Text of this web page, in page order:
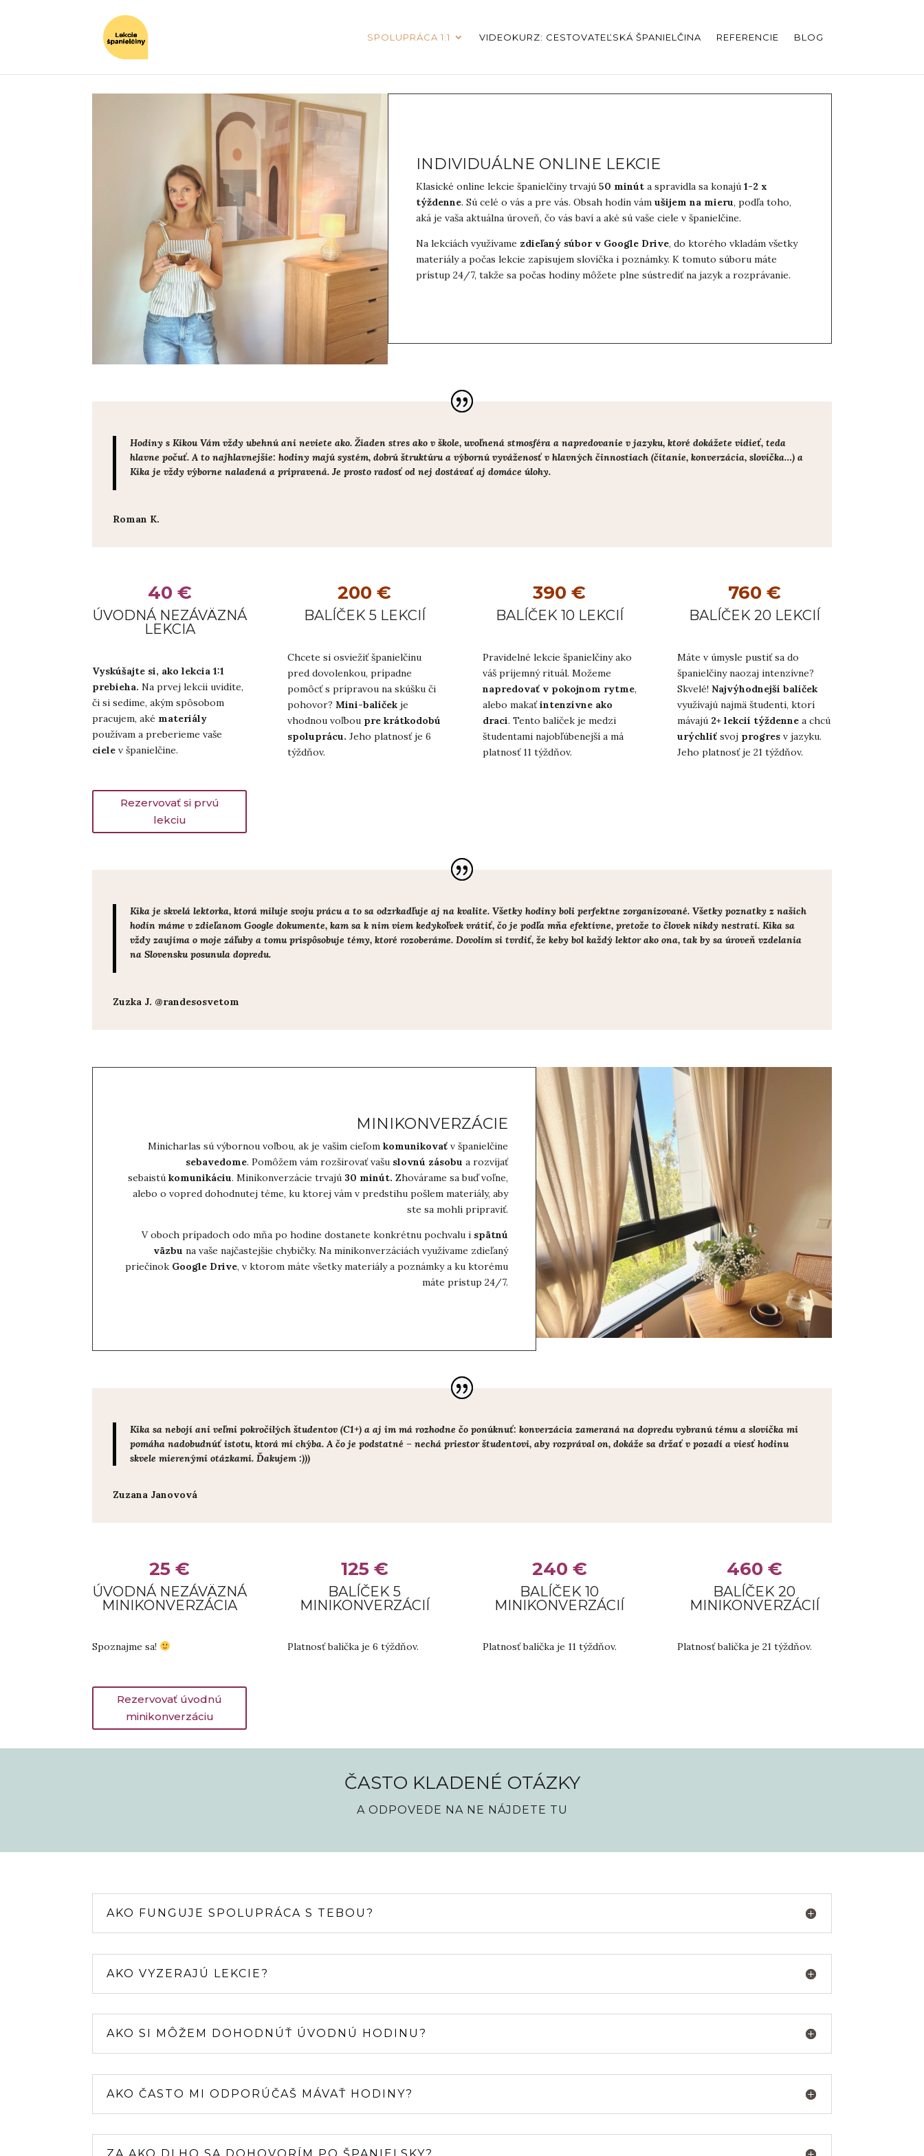
SPOLUPRÁCA 1:1 VIDEOKURZ: CESTOVATEĽSKÁ ŠPANIELČINA REFERENCIE BLOG
INDIVIDUÁLNE ONLINE LEKCIE
Klasické online lekcie španielčiny trvajú50 minúta spravidla sa konajú 1-2 x
týždenne. Sú celé o vás a pre vás. Obsah hodín vámušijem na mieru, podľa toho,
aká je vaša aktuálna úroveň, čo vás baví a aké sú vaše ciele v španielčine.
Na lekciách využívame zdieľaný súbor v Google Drive, do ktorého vkladám všetky
materiály a počas lekcie zapisujem slovíčka i poznámky. K tomuto súboru máte
prístup 24/7, takže sa počas hodiny môžete plne sústrediť na jazyk a rozprávanie.
Hodiny s Kikou Vám vždy ubehnú ani neviete ako. Žiaden stres ako v škole, uvoľnená stmosféra a napredovanie v jazyku, ktoré dokážete vidieť, teda
hlavne počuť. A to najhlavnejšie: hodiny majú systém, dobrú štruktúru a výbornú vyváženosť v hlavných činnostiach (čítanie, konverzácia, slovíčka…) a
Kika je vždy výborne naladená a pripravená. Je prosto radosť od nej dostávať aj domáce úlohy.
Roman K.
40 €
ÚVODNÁ NEZÁVÄZNÁ
LEKCIA
Vyskúšajte si, ako lekcia 1:1
prebieha. Na prvej lekcii uvidíte,
či si sedíme, akým spôsobom
pracujem, aké materiály
používam a preberieme vaše
ciele v španielčine.
Rezervovať si prvú
lekciu
200 €
BALÍČEK 5 LEKCIÍ
Chcete si osviežiť španielčinu
pred dovolenkou, prípadne
pomôcť s prípravou na skúšku či
pohovor? Mini-balíčekje
vhodnou voľbou pre krátkodobú
spoluprácu. Jeho platnosť je 6
týždňov.
390 €
BALÍČEK 10 LEKCIÍ
Pravidelné lekcie španielčiny ako
váš príjemný rituál. Možeme
napredovať v pokojnom rytme,
alebo makaťintenzívne ako
draci. Tento balíček je medzi
študentami najobľúbenejší a má
platnosť 11 týždňov.
760 €
BALÍČEK 20 LEKCIÍ
Máte v úmysle pustiť sa do
španielčiny naozaj intenzívne?
Skvelé!Najvýhodnejší balíček
využívajú najmä študenti, ktorí
mávajú 2+ lekcií týždenne a chcú
urýchliť svoj progres v jazyku.
Jeho platnosť je 21 týždňov.
Kika je skvelá lektorka, ktorá miluje svoju prácu a to sa odzrkadľuje aj na kvalite. Všetky hodiny boli perfektne zorganizované. Všetky poznatky z našich
hodín máme v zdieľanom Google dokumente, kam sa k nim viem kedykoľvek vrátiť, čo je podľa mňa efektívne, pretože to človek nikdy nestratí. Kika sa
vždy zaujíma o moje záľuby a tomu prispôsobuje témy, ktoré rozoberáme. Dovolím si tvrdiť, že keby bol každý lektor ako ona, tak by sa úroveň vzdelania
na Slovensku posunula dopredu.
Zuzka J. @randesosvetom
MINIKONVERZÁCIE
Minicharlas sú výbornou voľbou, ak je vaším cieľom komunikovaťv španielčine
sebavedome. Pomôžem vám rozširovať vašu slovnú zásobu a rozvíjať
sebaistú komunikáciu. Minikonverzácie trvajú 30 minút. Zhovárame sa buď voľne,
alebo o vopred dohodnutej téme, ku ktorej vám v predstihu pošlem materiály, aby
ste sa mohli pripraviť.
V oboch prípadoch odo mňa po hodine dostanete konkrétnu pochvalu i spätnú
väzbu na vaše najčastejšie chybičky. Na minikonverzáciách využívame zdieľaný
priečinok Google Drive, v ktorom máte všetky materiály a poznámky a ku ktorému
máte prístup 24/7.
Kika sa nebojí ani veľmi pokročilých študentov (C1+) a aj im má rozhodne čo ponúknuť: konverzácia zameraná na dopredu vybranú tému a slovíčka mi
pomáha nadobudnúť istotu, ktorá mi chýba. A čo je podstatné – nechá priestor študentovi, aby rozprával on, dokáže sa držať v pozadí a viesť hodinu
skvele mierenými otázkami. Ďakujem :)))
Zuzana Janovová
25 €
ÚVODNÁ NEZÁVÄZNÁ
MINIKONVERZÁCIA
Spoznajme sa!
Rezervovať úvodnú
minikonverzáciu
125 €
BALÍČEK 5
MINIKONVERZÁCIÍ
Platnosť balíčka je 6 týždňov.
240 €
BALÍČEK 10
MINIKONVERZÁCIÍ
Platnosť balíčka je 11 týždňov.
460 €
BALÍČEK 20
MINIKONVERZÁCIÍ
Platnosť balíčka je 21 týždňov.
ČASTO KLADENÉ OTÁZKY
A ODPOVEDE NA NE NÁJDETE TU
AKO FUNGUJE SPOLUPRÁCA S TEBOU?
AKO VYZERAJÚ LEKCIE?
AKO SI MÔŽEM DOHODNÚŤ ÚVODNÚ HODINU?
AKO ČASTO MI ODPORÚČAŠ MÁVAŤ HODINY?